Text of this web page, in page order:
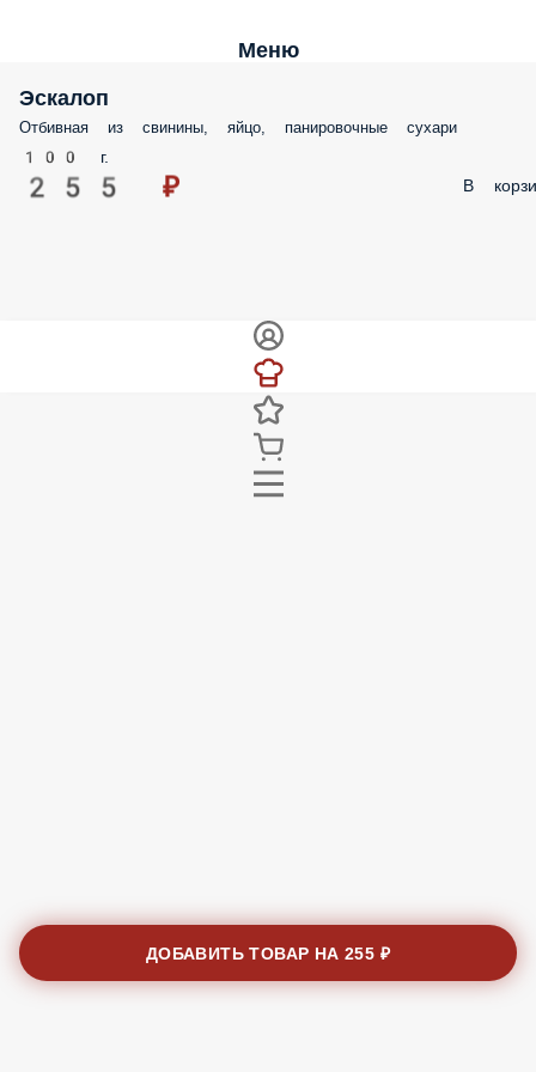
Меню
Эскалоп
Отбивная из свинины, яйцо, панировочные сухари
100 г.
255 ₽ В
ДОБАВИТЬ ТОВАР НА255 ₽